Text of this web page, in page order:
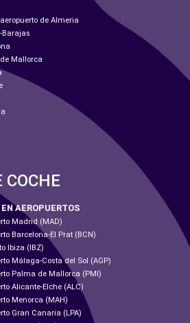
de Almeria
Barajas
Mallorca
COCHE
AEROPUERTOS
Madrid (MAD)
Barcelona-El Prat (BCN)
Ibiza (IBZ)
Málaga-Costa del Sol (AGP)
Palma de Mallorca (PMI)
Alicante-Elche (ALC)
Menorca (MAH)
Gran Canaria (LPA)